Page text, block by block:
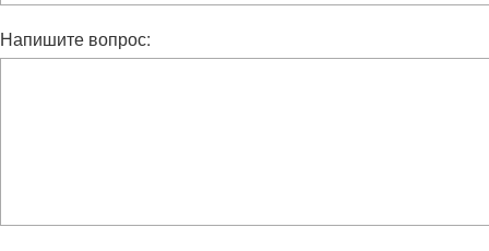
Напишите вопрос: